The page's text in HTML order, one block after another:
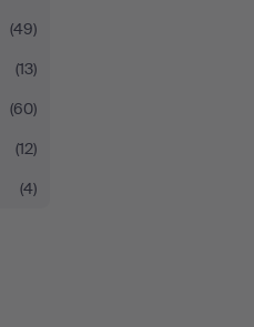
(49)
(13)
(60)
(12)
(4)